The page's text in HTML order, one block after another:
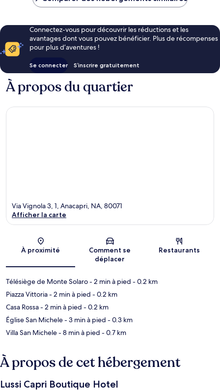
Connectez-vous pour découvrir les réductions et les
avantages dont vous pouvez bénéficier. Plus de récompenses
pour plus d’aventures !
Se connecter S’inscrire gratuitement
À propos du quartier
Carte
Via Vignola 3, 1, Anacapri, NA, 80071
Afficher la carte
À proximité
Comment se
déplacer
Restaurants
Télésiège de Monte Solaro- 2 min à pied - 0.2 km
Piazza Vittoria- 2 min à pied - 0.2 km
Casa Rossa- 2 min à pied - 0.2 km
Église San Michele- 3 min à pied - 0.3 km
Villa San Michele- 8 min à pied - 0.7 km
À propos de cet hébergement
Lussi Capri Boutique Hotel